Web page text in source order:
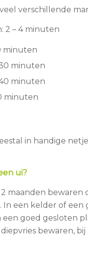
verschillende
2 – 4 minuten
minuten
minuten
minuten
minuten
in handige
ui?
maanden bewaren
In een kelder of
een goed gesloten
bewaren, bij